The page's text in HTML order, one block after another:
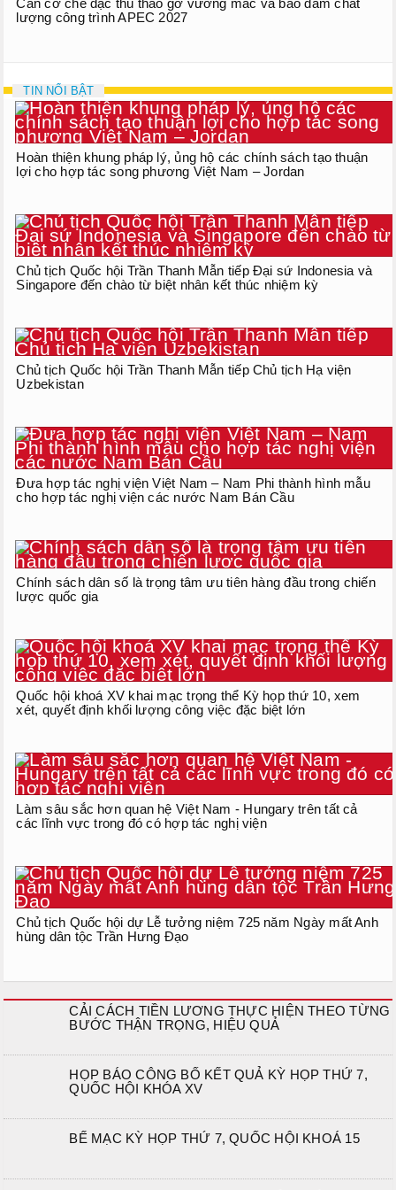
Cần cơ chế đặc thù tháo gỡ vướng mắc và bảo đảm chất
lượng công trình APEC 2027
TIN NỔI BẬT
Hoàn thiện khung pháp lý, ủng hộ các chính sách tạo thuận
lợi cho hợp tác song phương Việt Nam – Jordan
Chủ tịch Quốc hội Trần Thanh Mẫn tiếp Đại sứ Indonesia và
Singapore đến chào từ biệt nhân kết thúc nhiệm kỳ
Chủ tịch Quốc hội Trần Thanh Mẫn tiếp Chủ tịch Hạ viện
Uzbekistan
Đưa hợp tác nghị viện Việt Nam – Nam Phi thành hình mẫu
cho hợp tác nghị viện các nước Nam Bán Cầu
Chính sách dân số là trọng tâm ưu tiên hàng đầu trong chiến
lược quốc gia
Quốc hội khoá XV khai mạc trọng thể Kỳ họp thứ 10, xem
xét, quyết định khối lượng công việc đặc biệt lớn
Làm sâu sắc hơn quan hệ Việt Nam - Hungary trên tất cả
các lĩnh vực trong đó có hợp tác nghị viện
Chủ tịch Quốc hội dự Lễ tưởng niệm 725 năm Ngày mất Anh
hùng dân tộc Trần Hưng Đạo
CẢI CÁCH TIỀN LƯƠNG THỰC HIỆN THEO TỪNG
BƯỚC THẬN TRỌNG, HIỆU QUẢ
HỌP BÁO CÔNG BỐ KẾT QUẢ KỲ HỌP THỨ 7,
QUỐC HỘI KHÓA XV
BẾ MẠC KỲ HỌP THỨ 7, QUỐC HỘI KHOÁ 15